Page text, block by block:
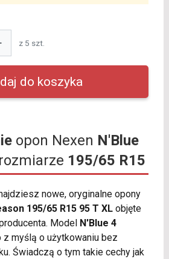
z 5 szt.
opon Nexen N'Blue
195/65 R15
nowe, oryginalne opony
195/65 R15 95 T XLobjęte
Model N'Blue 4
myślą o użytkowaniu bez
Świadczą o tym takie cechy jak